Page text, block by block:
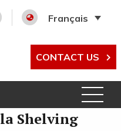
Français
CONTACT US
Shelving